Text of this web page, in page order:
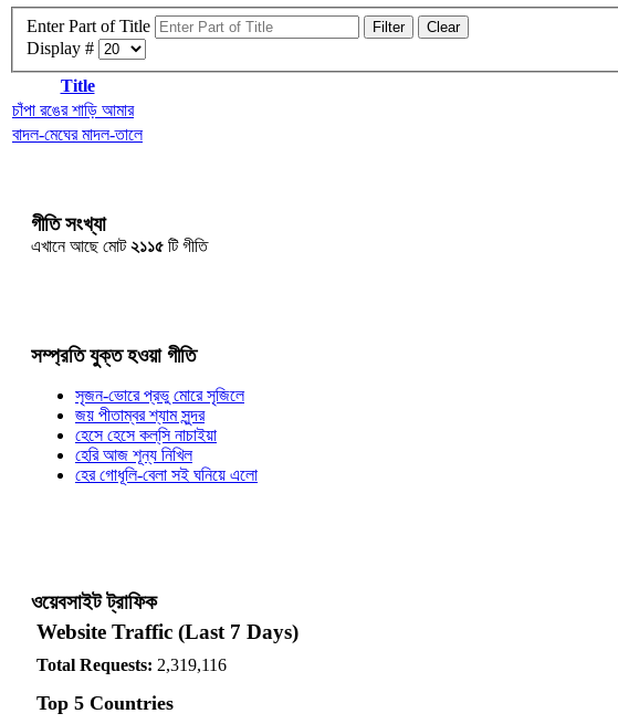
Enter Part of Title Filter Clear
Display #
Title
চাঁপা রঙের শাড়ি আমার
বাদল-মেঘের মাদল-তালে
গীতি সংখ্যা
এখানে আছে মোট২১১৫ টি গীতি
সম্প্রতি যুক্ত হওয়া গীতি
সৃজন-ভোরে প্রভু মোরে সৃজিলে
জয় পীতাম্বর শ্যাম সুন্দর
হেসে হেসে কল্‌সি নাচাইয়া
হেরি আজ শূন্য নিখিল
হের গোধূলি-বেলা সই ঘনিয়ে এলো
ওয়েবসাইট ট্রাফিক
Website Traffic (Last 7 Days)
Total Requests: 2,319,116
Top 5 Countries